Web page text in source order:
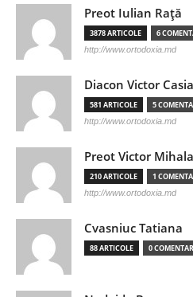
Preot Iulian Raţă
3878 ARTICOLE 6
http://www.ortodoxia.md
Diacon Victor
581 ARTICOLE 5
http://www.ortodoxia.md
Preot Victor
210 ARTICOLE 1
http://www.ortodoxia.md
Cvasniuc Tatiana
88 ARTICOLE 0